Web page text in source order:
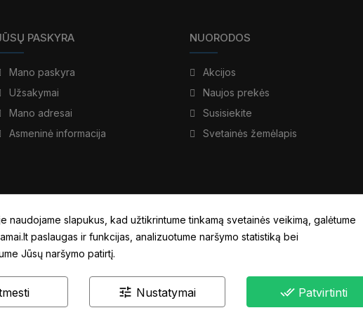
PASKYRA
Mano paskyra
Užsakymai
Mano adresai
Asmeninė informacija
NUORODOS
Akcijos
Naujos prekės
Susisiekite
Svetainės žemėlapis
naudojame slapukus, kad užtikrintume tinkamą svetainės veikimą, galėtume
paslaugas ir funkcijas, analizuotume naršymo statistiką bei
Jūsų naršymo patirtį.
tune Nustatymai done_all Patvirtinti